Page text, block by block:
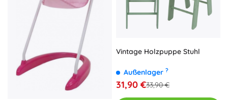
Vintage Holzpuppe Stuhl
Außenlager ?
31,90 €33,90 €